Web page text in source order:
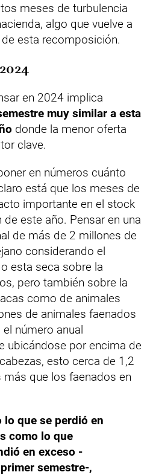
meses de turbulencia
algo que vuelve a
esta recomposición.
en 2024 implica
muy similar a esta
donde la menor oferta
clave.
en números cuánto
está que los meses de
importante en el stock
este año. Pensar en una
de más de 2 millones de
considerando el
esta seca sobre la
pero también sobre la
como de animales
de animales faenados
número anual
ubicándose por encima de
esto cerca de 1,2
que los faenados en
lo que se perdió en
como lo que
en exceso -
semestre-,